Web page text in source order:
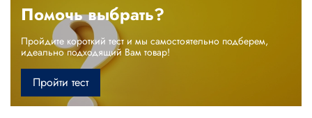
Помочь выбрать?
Пройдите короткий тест и мы самостоятельно подберем,
идеально подходящий Вам товар!
Пройти тест